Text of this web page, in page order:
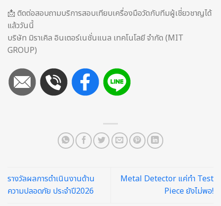
📩 ติดต่อสอบถามบริการสอบเทียบเครื่องมือวัดกับทีมผู้เชี่ยวชาญได้
แล้ววันนี้
บริษัท มิราเคิล อินเตอร์เนชั่นแนล เทคโนโลยี จำกัด (MIT
GROUP)
รางวัลผลการดำเนินงานด้าน
ความปลอดภัย ประจำปี2026
Metal Detector แค่ทำ Test
Piece ยังไม่พอ!